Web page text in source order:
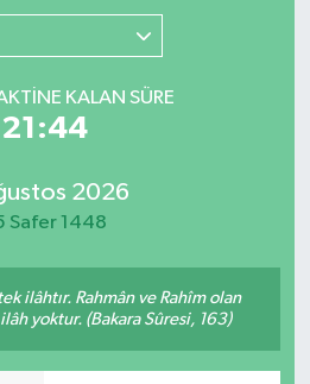
KALAN SÜRE
21:44
2026
Safer 1448
ilâhtır. Rahmân ve Rahîm olan
yoktur. (Bakara Sûresi, 163)